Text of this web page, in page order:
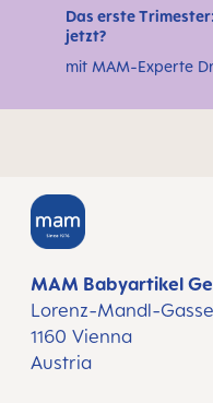
Das erste
jetzt?
mit MAM-Experte
MAM Babyartikel
Lorenz-Mandl-
1160 Vienna
Austria